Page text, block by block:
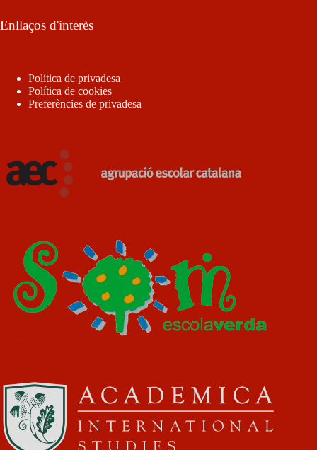
Enllaços d'interès
Política de privadesa
Política de cookies
Preferències de privadesa